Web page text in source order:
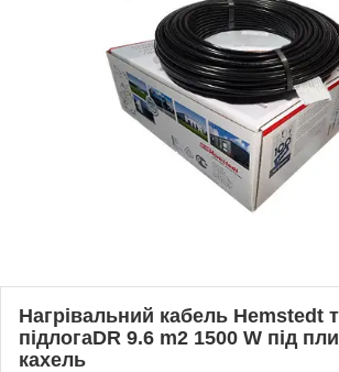
Нагрівальний кабель Hemstedt
підлогаDR 9.6 m2 1500 W під
кахель